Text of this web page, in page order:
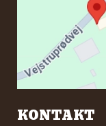
KONTAKT